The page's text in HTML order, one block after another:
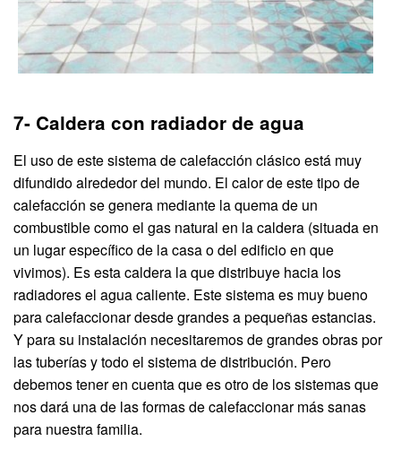
7- Caldera con radiador de agua
El uso de este sistema de calefacción clásico está muy
difundido alrededor del mundo. El calor de este tipo de
calefacción se genera mediante la quema de un
combustible como el gas natural en la caldera (situada en
un lugar específico de la casa o del edificio en que
vivimos). Es esta caldera la que distribuye hacia los
radiadores el agua caliente. Este sistema es muy bueno
para calefaccionar desde grandes a pequeñas estancias.
Y para su instalación necesitaremos de grandes obras por
las tuberías y todo el sistema de distribución. Pero
debemos tener en cuenta que es otro de los sistemas que
nos dará una de las formas de calefaccionar más sanas
para nuestra familia.